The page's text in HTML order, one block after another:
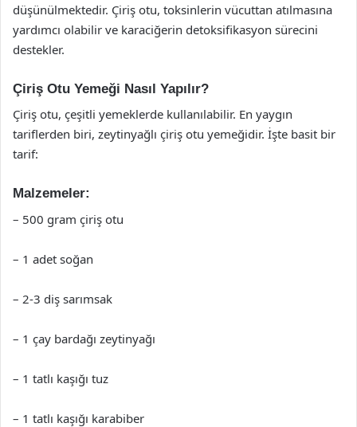
düşünülmektedir. Çiriş otu, toksinlerin vücuttan atılmasına
yardımcı olabilir ve karaciğerin detoksifikasyon sürecini
destekler.
Çiriş Otu Yemeği Nasıl Yapılır?
Çiriş otu, çeşitli yemeklerde kullanılabilir. En yaygın
tariflerden biri, zeytinyağlı çiriş otu yemeğidir. İşte basit bir
tarif:
Malzemeler:
– 500 gram çiriş otu
– 1 adet soğan
– 2-3 diş sarımsak
– 1 çay bardağı zeytinyağı
– 1 tatlı kaşığı tuz
– 1 tatlı kaşığı karabiber